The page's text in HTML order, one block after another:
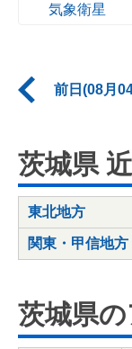
気象衛星
前日(08月
茨城県
東北地方
関東・甲信地方
茨城県